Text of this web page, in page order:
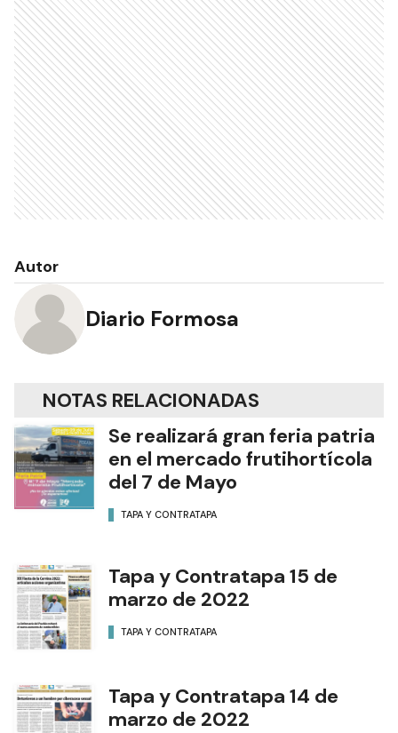
Autor
Diario Formosa
NOTAS RELACIONADAS
Se realizará gran feria patria
en el mercado frutihortícola
del 7 de Mayo
TAPA Y CONTRATAPA
Tapa y Contratapa 15 de
marzo de 2022
TAPA Y CONTRATAPA
Tapa y Contratapa 14 de
marzo de 2022